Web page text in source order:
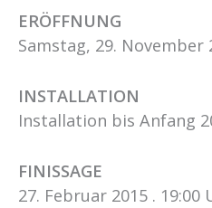
ERÖFFNUNG
Samstag, 29. November
INSTALLATION
Installation bis Anfang
FINISSAGE
27. Februar 2015 . 19:00